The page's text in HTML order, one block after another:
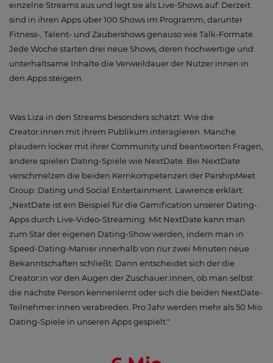
einzelne Streams aus und legt sie als Live-Shows auf: Derzeit
sind in ihren Apps über 100 Shows im Programm, darunter
Fitness-, Talent- und Zaubershows genauso wie Talk-Formate.
Jede Woche starten drei neue Shows, deren hochwertige und
unterhaltsame Inhalte die Verweildauer der Nutzer:innen in
den Apps steigern.
Was Liza in den Streams besonders schätzt: Wie die
Creator:innen mit ihrem Publikum interagieren. Manche
plaudern locker mit ihrer Community und beantworten Fragen,
andere spielen Dating-Spiele wie NextDate. Bei NextDate
verschmelzen die beiden Kernkompetenzen der ParshipMeet
Group: Dating und Social Entertainment. Lawrence erklärt:
„NextDate ist ein Beispiel für die Gamification unserer Dating-
Apps durch Live-Video-Streaming. Mit NextDate kann man
zum Star der eigenen Dating-Show werden, indem man in
Speed-Dating-Manier innerhalb von nur zwei Minuten neue
Bekanntschaften schließt. Dann entscheidet sich der:die
Creator:in vor den Augen der Zuschauer:innen, ob man selbst
die nächste Person kennenlernt oder sich die beiden NextDate-
Teilnehmer:innen verabreden. Pro Jahr werden mehr als 50 Mio
Dating-Spiele in unseren Apps gespielt."